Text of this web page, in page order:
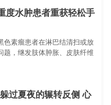
度水肿患者重获轻松手
色素瘤患者在淋巴结清扫或放
，继发肢体肿胀、皮肤纤维
过夏夜的辗转反侧 心